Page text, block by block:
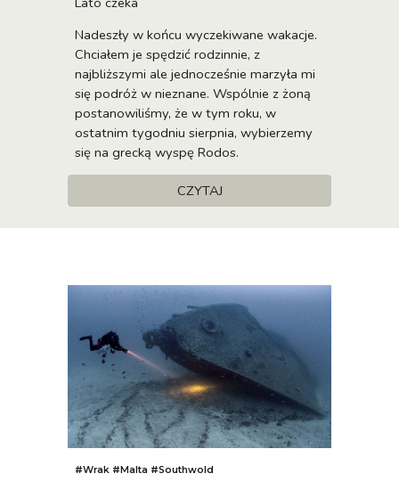
Nadeszły w końcu wyczekiwane wakacje.
Chciałem je spędzić rodzinnie, z
najbliższymi ale jednocześnie marzyła mi
się podróż w nieznane. Wspólnie z żoną
postanowiliśmy, że w tym roku, w
ostatnim tygodniu sierpnia, wybierzemy
się na grecką wyspę Rodos.
CZYTAJ
#Wrak #Malta #Southwold